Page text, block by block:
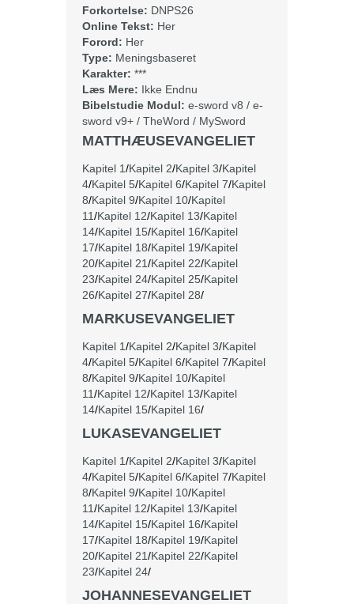
Forkortelse: DNPS26
Online Tekst: Her
Forord: Her
Type: Meningsbaseret
Karakter: ***
Læs Mere: Ikke Endnu
Bibelstudie Modul: e-sword v8 / e-
sword v9+ / TheWord / MySword
MATTHÆUSEVANGELIET
Kapitel 1/Kapitel 2/Kapitel 3/Kapitel
4/Kapitel 5/Kapitel 6/Kapitel 7/Kapitel
8/Kapitel 9/Kapitel 10/Kapitel
11/Kapitel 12/Kapitel 13/Kapitel
14/Kapitel 15/Kapitel 16/Kapitel
17/Kapitel 18/Kapitel 19/Kapitel
20/Kapitel 21/Kapitel 22/Kapitel
23/Kapitel 24/Kapitel 25/Kapitel
26/Kapitel 27/Kapitel 28/
MARKUSEVANGELIET
Kapitel 1/Kapitel 2/Kapitel 3/Kapitel
4/Kapitel 5/Kapitel 6/Kapitel 7/Kapitel
8/Kapitel 9/Kapitel 10/Kapitel
11/Kapitel 12/Kapitel 13/Kapitel
14/Kapitel 15/Kapitel 16/
LUKASEVANGELIET
Kapitel 1/Kapitel 2/Kapitel 3/Kapitel
4/Kapitel 5/Kapitel 6/Kapitel 7/Kapitel
8/Kapitel 9/Kapitel 10/Kapitel
11/Kapitel 12/Kapitel 13/Kapitel
14/Kapitel 15/Kapitel 16/Kapitel
17/Kapitel 18/Kapitel 19/Kapitel
20/Kapitel 21/Kapitel 22/Kapitel
23/Kapitel 24/
JOHANNESEVANGELIET